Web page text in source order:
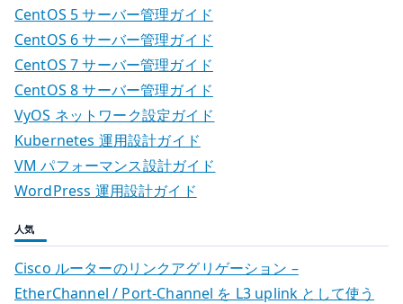
CentOS 5 サーバー管理ガイド
CentOS 6 サーバー管理ガイド
CentOS 7 サーバー管理ガイド
CentOS 8 サーバー管理ガイド
VyOS ネットワーク設定ガイド
Kubernetes 運用設計ガイド
VM パフォーマンス設計ガイド
WordPress 運用設計ガイド
人気
Cisco ルーターのリンクアグリゲーション –
EtherChannel / Port-Channel を L3 uplink として使う